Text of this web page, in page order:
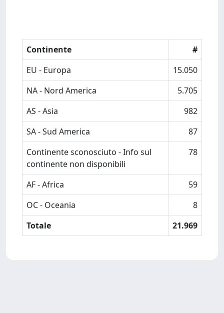
Continente
#
EU - Europa
15.050
NA - Nord America
5.705
AS - Asia
982
SA - Sud America
87
Continente sconosciuto - Info sul
continente non disponibili
78
AF - Africa
59
OC - Oceania
8
Totale
21.969